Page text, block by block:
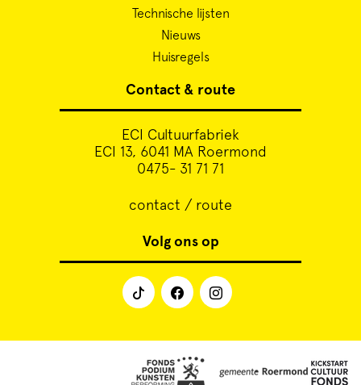
Technische lijsten
Nieuws
Huisregels
Contact & route
ECI Cultuurfabriek
ECI 13, 6041 MA Roermond
0475- 31 71 71
contact / route
Volg ons op